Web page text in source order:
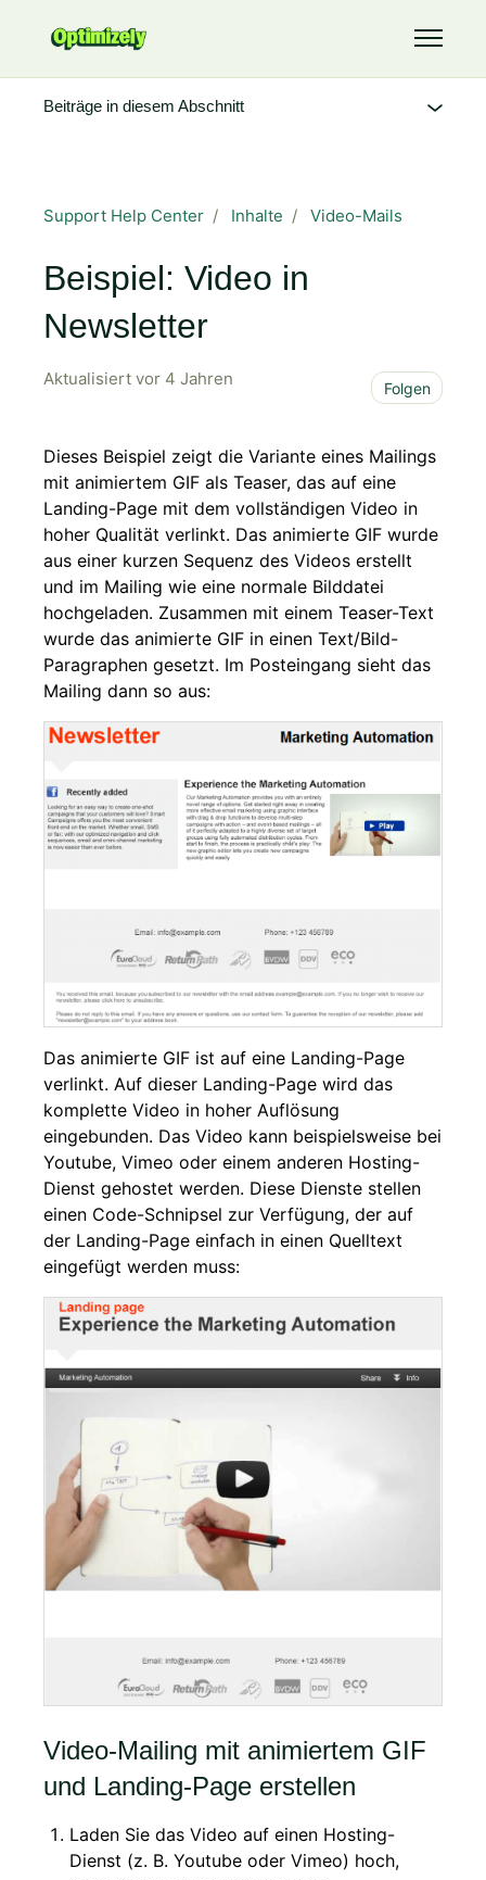
Support Help Center Inhalte Video-Mails
Beispiel: Video in
Newsletter
Aktualisiert vor 4 Jahren Folgen
Dieses Beispiel zeigt die Variante eines Mailings
mit animiertem GIF als Teaser, das auf eine
Landing-Page mit dem vollständigen Video in
hoher Qualität verlinkt. Das animierte GIF wurde
aus einer kurzen Sequenz des Videos erstellt
und im Mailing wie eine normale Bilddatei
hochgeladen. Zusammen mit einem Teaser-Text
wurde das animierte GIF in einen Text/Bild-
Paragraphen gesetzt. Im Posteingang sieht das
Mailing dann so aus:
Das animierte GIF ist auf eine Landing-Page
verlinkt. Auf dieser Landing-Page wird das
komplette Video in hoher Auflösung
eingebunden. Das Video kann beispielsweise bei
Youtube, Vimeo oder einem anderen Hosting-
Dienst gehostet werden. Diese Dienste stellen
einen Code-Schnipsel zur Verfügung, der auf
der Landing-Page einfach in einen Quelltext
eingefügt werden muss:
Video-Mailing mit animiertem GIF
und Landing-Page erstellen
Laden Sie das Video auf einen Hosting-
Dienst (z. B. Youtube oder Vimeo) hoch,
Beiträge in diesem Abschnitt